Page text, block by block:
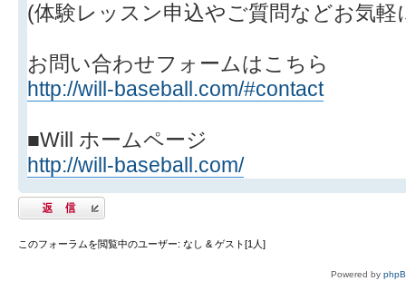
(体験レッスン申込やご質問などお気軽
お問い合わせフォームはこちら
http://will-baseball.com/#contact
■Will ホームページ
http://will-baseball.com/
返信する
このフォーラムを閲覧中のユーザー: なし & ゲスト[1人]
Powered by